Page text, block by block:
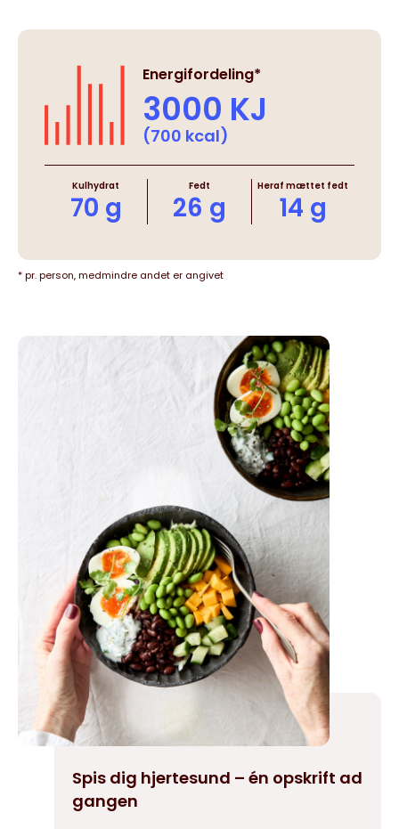
Energifordeling*
3000 KJ
(700 kcal)
Kulhydrat
70 g
Fedt
26 g
Heraf mættet fedt
14 g
* pr. person, medmindre andet er angivet
Spis dig hjertesund – én opskrift ad
gangen